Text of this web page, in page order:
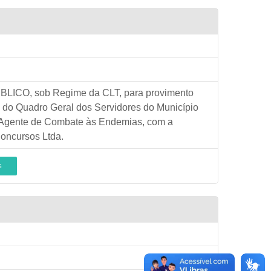
sob Regime da CLT, para provimento
Quadro Geral dos Servidores do Município
de Combate às Endemias, com a
Ltda.